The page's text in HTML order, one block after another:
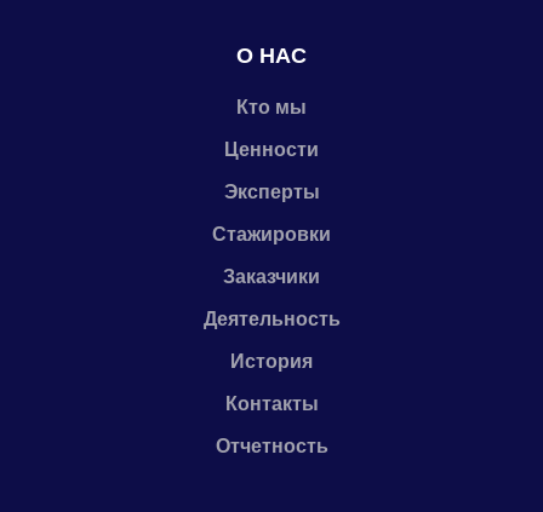
О НАС
Кто мы
Ценности
Эксперты
Стажировки
Заказчики
Деятельность
История
Контакты
Отчетность